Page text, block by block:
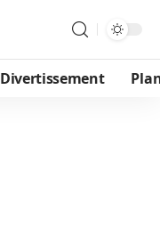
Divertissement